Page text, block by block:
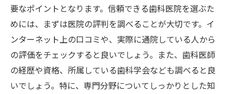
要なポイントとなります。信頼できる歯科医院を選ぶた
めには、まずは医院の評判を調べることが大切です。イ
ンターネット上の口コミや、実際に通院している人から
の評価をチェックすると良いでしょう。また、歯科医師
の経歴や資格、所属している歯科学会なども調べると良
いでしょう。特に、専門分野についてしっかりとした知